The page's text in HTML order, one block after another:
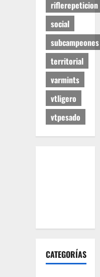
riflerepeticion
social
subcampeones
territorial
varmints
vtligero
vtpesado
CATEGORÍAS